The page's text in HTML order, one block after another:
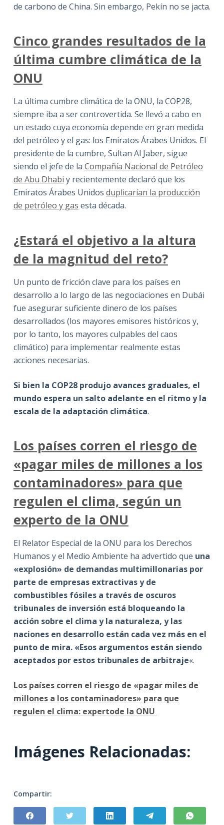
de carbono de China. Sin embargo, Pekín no se jacta.
Cinco grandes resultados de la
última cumbre climática de la
ONU
La última cumbre climática de la ONU, la COP28,
siempre iba a ser controvertida. Se llevó a cabo en
un estado cuya economía depende en gran medida
del petróleo y el gas: los Emiratos Árabes Unidos. El
presidente de la cumbre, Sultan Al Jaber, sigue
siendo el jefe de la Compañía Nacional de Petróleo
de Abu Dhabi y recientemente declaró que los
Emiratos Árabes Unidos duplicarían la producción
de petróleo y gas esta década.
¿Estará el objetivo a la altura
de la magnitud del reto?
Un punto de fricción clave para los países en
desarrollo a lo largo de las negociaciones en Dubái
fue asegurar suficiente dinero de los países
desarrollados (los mayores emisores históricos y,
por lo tanto, los mayores culpables del caos
climático) para implementar realmente estas
acciones necesarias.
Si bien la COP28 produjo avances graduales, el
mundo espera un salto adelante en el ritmo y la
escala de la adaptación climática.
Los países corren el riesgo de
«pagar miles de millones a los
contaminadores» para que
regulen el clima, según un
experto de la ONU
El Relator Especial de la ONU para los Derechos
Humanos y el Medio Ambiente ha advertido que una
«explosión» de demandas multimillonarias por
parte de empresas extractivas y de
combustibles fósiles a través de oscuros
tribunales de inversión está bloqueando la
acción sobre el clima y la naturaleza, y las
naciones en desarrollo están cada vez más en el
punto de mira. «Esos argumentos están siendo
aceptados por estos tribunales de arbitraje«.
Los países corren el riesgo de «pagar miles de
millones a los contaminadores» para que
regulen el clima: expertode la ONU
Imágenes Relacionadas:
Compartir: